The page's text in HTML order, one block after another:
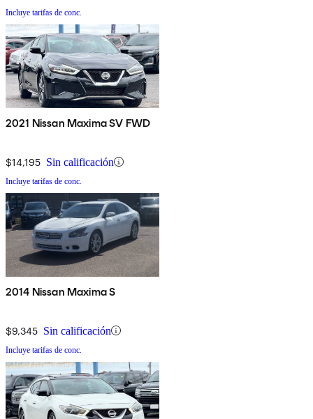
Incluye tarifas de conc.
2021 Nissan Maxima SV FWD
$14,195 Sin calificación
Incluye tarifas de conc.
2014 Nissan Maxima S
$9,345 Sin calificación
Incluye tarifas de conc.